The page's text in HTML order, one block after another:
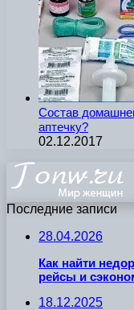
Состав
аптечку?
02.12.2017
Последние записи
28.04.2026
Как найти
рейсы и
18.12.2025